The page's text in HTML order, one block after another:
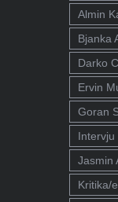
Almin
Bjanka
Darko
Ervin
Goran
Intervju
Jasmin
Kritika/